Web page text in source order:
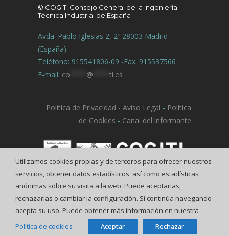
© COGITI Consejo General de la Ingeniería
Técnica Industrial de España
Avda. Pablo Iglesias 2, 2º 28003 Madrid
(España)
Teléfono: 915541806-09 -Fax: 915537566
E-mail: co @ ti.es
Política de Privacidad - Aviso Legal - Política
de Cookies - Canal del informante
© COGITI
Utilizamos cookies propias y de terceros para ofrecer nuestros
servicios, obtener datos estadísticos, así como estadísticas
anónimas sobre su visita a la web. Puede aceptarlas,
rechazarlas o cambiar la configuración. Si continúa navegando
acepta su uso. Puede obtener más información en nuestra
Política de cookies
Aceptar Rechazar